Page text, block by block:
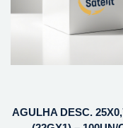
AGULHA DESC.